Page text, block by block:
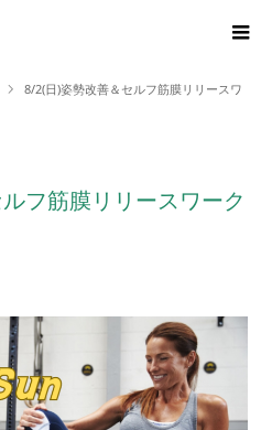
8/2(日)姿勢改善＆セルフ筋膜リリースワ
フ筋膜リリースワーク